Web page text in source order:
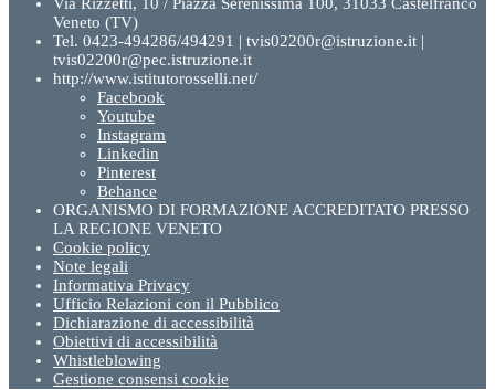
Veneto (TV)
Tel. 0423-494286/494291 | tvis02200r@istruzione.it |
tvis02200r@pec.istruzione.it
http://www.istitutorosselli.net/
Facebook
Youtube
Instagram
Linkedin
Pinterest
Behance
ORGANISMO DI FORMAZIONE ACCREDITATO PRESSO
LA REGIONE VENETO
Cookie policy
Note legali
Informativa Privacy
Ufficio Relazioni con il Pubblico
Dichiarazione di accessibilità
Obiettivi di accessibilità
Whistleblowing
Gestione consensi cookie